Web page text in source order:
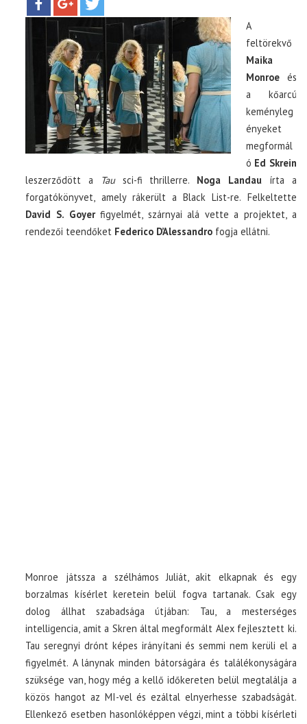
TOP10
KULISSZA
CIKK
PÓLÓ RENDELÉS
A
feltörekvő
Maika
Monroe és
a kőarcú
keményleg
ényeket
megformál
ó Ed Skrein
leszerződött a
Tausci-fi thrillerre. Noga Landau írta a
forgatókönyvet, amely rákerült a Black List-re. Felkeltette
David S. Goyerfigyelmét, szárnyai alá vette a projektet, a
rendezői teendőket Federico D’Alessandro fogja ellátni.
Monroe játssza a szélhámos Juliát, akit elkapnak és egy
borzalmas kísérlet keretein belül fogva tartanak. Csak egy
dolog állhat szabadsága útjában: Tau, a mesterséges
intelligencia, amit a Skren által megformált Alex fejlesztett ki.
Tau seregnyi drónt képes irányítani és semmi nem kerüli el a
figyelmét. A lánynak minden bátorságára és találékonyságára
szüksége van, hogy még a kellő időkereten belül megtalálja a
közös hangot az MI-vel és ezáltal elnyerhesse szabadságát.
Ellenkező esetben hasonlóképpen végzi, mint a többi kísérleti